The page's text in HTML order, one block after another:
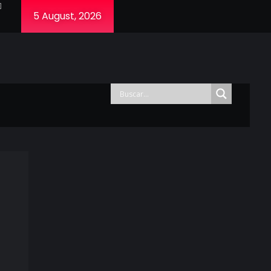
5 August, 2026